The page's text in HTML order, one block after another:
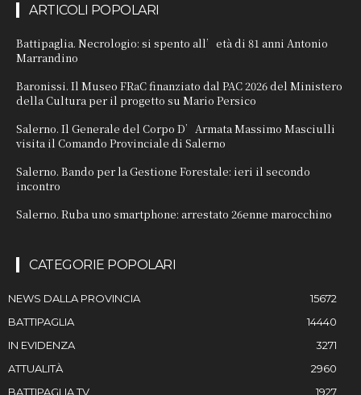
ARTICOLI POPOLARI
Battipaglia. Necrologio: si spento all’età di 81 anni Antonio
Marrandino
Baronissi. Il Museo FRaC finanziato dal PAC 2026 del Ministero
della Cultura per il progetto su Mario Persico
Salerno. Il Generale del Corpo D’Armata Massimo Masciulli
visita il Comando Provinciale di Salerno
Salerno. Bando per la Gestione Forestale: ieri il secondo
incontro
Salerno. Ruba uno smartphone: arrestato 26enne marocchino
CATEGORIE POPOLARI
NEWS DALLA PROVINCIA
15672
BATTIPAGLIA
14440
IN EVIDENZA
3271
ATTUALITÀ
2960
BATTIPAGLIA TV
1927